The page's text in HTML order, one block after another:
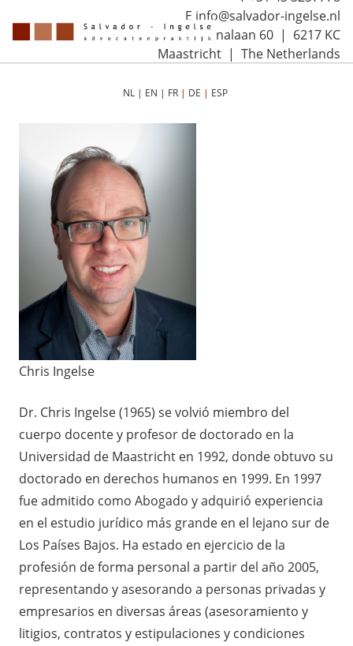
E info@salvador-ingelse.nl
Sint Annalaan 60 | 6217 KC
Maastricht | The Netherlands
NL | EN | FR | DE | ESP
Chris Ingelse
Dr. Chris Ingelse (1965) se volvió miembro del
cuerpo docente y profesor de doctorado en la
Universidad de Maastricht en 1992, donde obtuvo su
doctorado en derechos humanos en 1999. En 1997
fue admitido como Abogado y adquirió experiencia
en el estudio jurídico más grande en el lejano sur de
Los Países Bajos. Ha estado en ejercicio de la
profesión de forma personal a partir del año 2005,
representando y asesorando a personas privadas y
empresarios en diversas áreas (asesoramiento y
litigios, contratos y estipulaciones y condiciones